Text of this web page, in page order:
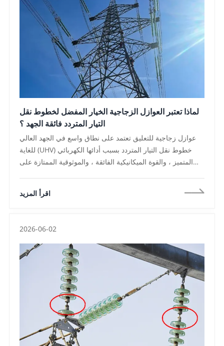
لماذا تعتبر العوازل الزجاجية الخيار المفضل لخطوط نقل
التيار المتردد فائقة الجهد ؟
عوازل زجاجية للتعليق تعتمد على نطاق واسع في الجهد العالي
للغاية (UHV) خطوط نقل التيار المتردد بسبب أدائها الكهربائي
المتميز ، والقوة الميكانيكية الفائقة ، والموثوقية الممتازة على
220 كيلو فولت ، 330 كيلو فولت ، 400 كيلو فولت ، 500 كيلو
اقرأ المزيد
2026-06-02